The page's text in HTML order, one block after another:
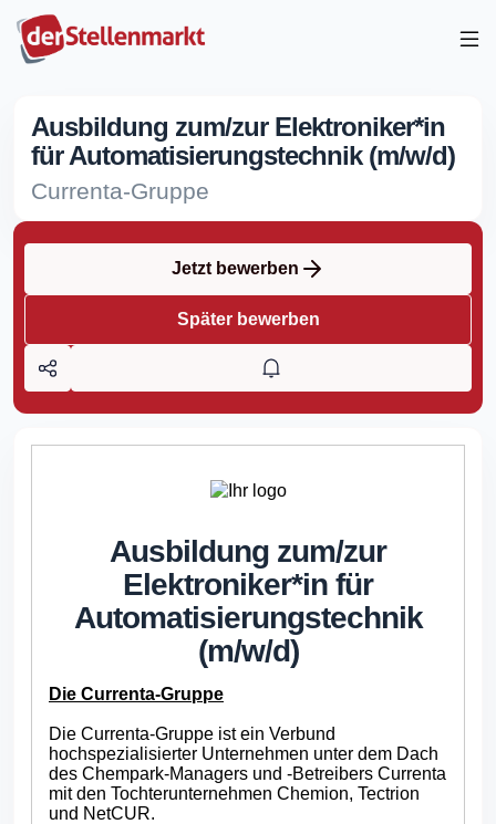
Ausbildung zum/zur Elektroniker*in
für Automatisierungstechnik (m/w/d)
Currenta-Gruppe
Jetzt bewerben
Später bewerben
Ausbildung zum/zur
Elektroniker*in für
Automatisierungstechnik
(m/w/d)
Die Currenta-Gruppe
Die Currenta-Gruppe ist ein Verbund
hochspezialisierter Unternehmen unter dem Dach
des Chempark-Managers und -Betreibers Currenta
mit den Tochterunternehmen Chemion, Tectrion
und NetCUR.